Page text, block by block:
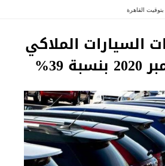
بتوقيت القاهرة
السيارات الملاكي
39%